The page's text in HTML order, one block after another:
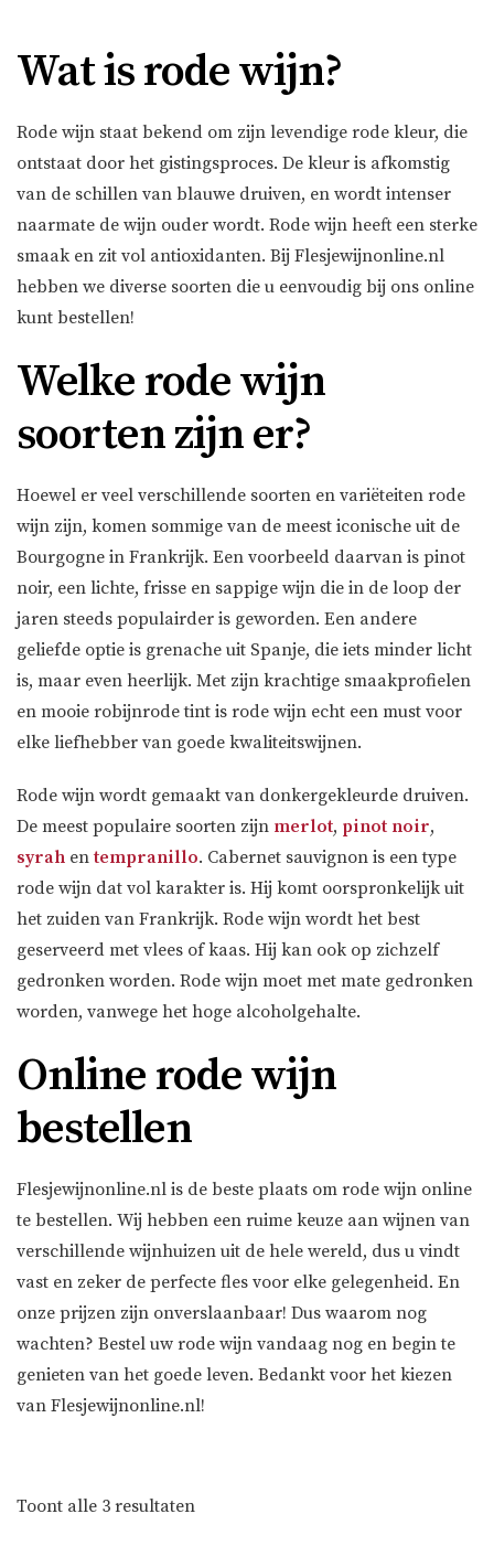
Wat is rode wijn?
Rode wijn staat bekend om zijn levendige rode kleur, die
ontstaat door het gistingsproces. De kleur is afkomstig
van de schillen van blauwe druiven, en wordt intenser
naarmate de wijn ouder wordt. Rode wijn heeft een sterke
smaak en zit vol antioxidanten. Bij Flesjewijnonline.nl
hebben we diverse soorten die u eenvoudig bij ons online
kunt bestellen!
Welke rode wijn
soorten zijn er?
Hoewel er veel verschillende soorten en variëteiten rode
wijn zijn, komen sommige van de meest iconische uit de
Bourgogne in Frankrijk. Een voorbeeld daarvan is pinot
noir, een lichte, frisse en sappige wijn die in de loop der
jaren steeds populairder is geworden. Een andere
geliefde optie is grenache uit Spanje, die iets minder licht
is, maar even heerlijk. Met zijn krachtige smaakprofielen
en mooie robijnrode tint is rode wijn echt een must voor
elke liefhebber van goede kwaliteitswijnen.
Rode wijn wordt gemaakt van donkergekleurde druiven.
De meest populaire soorten zijn merlot, pinot noir,
syrah entempranillo. Cabernet sauvignon is een type
rode wijn dat vol karakter is. Hij komt oorspronkelijk uit
het zuiden van Frankrijk. Rode wijn wordt het best
geserveerd met vlees of kaas. Hij kan ook op zichzelf
gedronken worden. Rode wijn moet met mate gedronken
worden, vanwege het hoge alcoholgehalte.
Online rode wijn
bestellen
Flesjewijnonline.nl is de beste plaats om rode wijn online
te bestellen. Wij hebben een ruime keuze aan wijnen van
verschillende wijnhuizen uit de hele wereld, dus u vindt
vast en zeker de perfecte fles voor elke gelegenheid. En
onze prijzen zijn onverslaanbaar! Dus waarom nog
wachten? Bestel uw rode wijn vandaag nog en begin te
genieten van het goede leven. Bedankt voor het kiezen
van Flesjewijnonline.nl!
Toont alle 3 resultaten